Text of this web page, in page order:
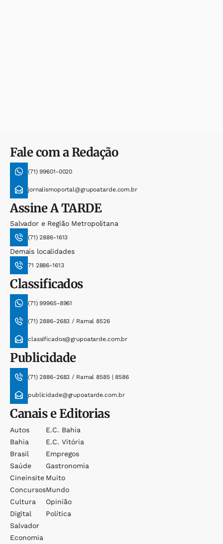
Fale com a Redação
(71) 99601-0020
jornalismoportal@grupoatarde.com.br
AssineA TARDE
Salvador e Região Metropolitana
(71) 2886-1613
Demais localidades
71 2886-1613
Classificados
(71) 99965-8961
(71) 2886-2683 / Ramal 8526
classificados@grupoatarde.com.br
Publicidade
(71) 2886-2683 / Ramal 8585 | 8586
publicidade@grupoatarde.com.br
Canais e Editorias
Autos
Bahia
Brasil
Saúde
Cineinsite
Concursos
Cultura
Digital
Salvador
Economia
E.c. Bahia
E.c. Vitória
Empregos
Gastronomia
Muito
Mundo
Opinião
Política